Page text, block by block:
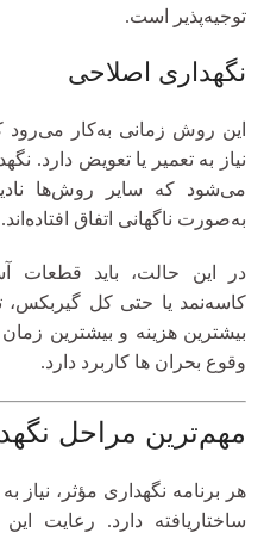
توجیه‌پذیر است.
نگهداری اصلاحی
این روش زمانی به‌کار
نیاز به تعمیر یا تعویض دارد.
می‌شود که سایر روش‌ها
به‌صورت ناگهانی اتفاق افتاده‌اند.
در این حالت، باید قطعات
کاسه‌نمد یا حتی کل گیربکس،
بیشترین هزینه و بیشترین
وقوع بحران‌ ها کاربرد دارد.
مهم‌ترین مراحل
هر برنامه نگهداری مؤثر،
ساختاریافته دارد. رعایت